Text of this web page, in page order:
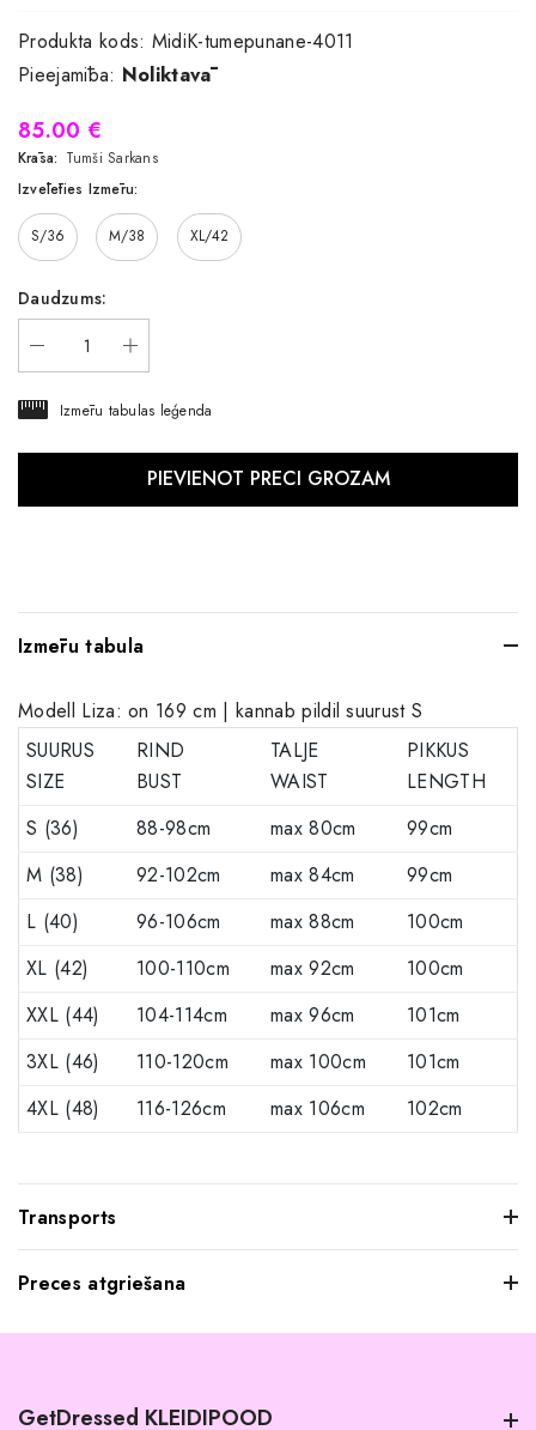
Produkta kods: MidiK-tumepunane-4011
Pieejamība: Noliktavā
85.00 €
Krāsa: Tumši Sarkans
Izvēlēties Izmēru:
S/36 M/38 XL/42
Daudzums:
Izmēru tabulas leģenda
Izmēru tabula
Modell Liza: on 169 cm | kannab pildil suurust S
SUURUS
SIZE
RIND
BUST
TALJE
WAIST
PIKKUS
LENGTH
S (36)
88-98cm max 80cm
99cm
M (38)
92-102cm max 84cm
99cm
L (40)
96-106cm max 88cm
100cm
XL (42)
100-110cm max 92cm
100cm
XXL (44)
104-114cm max 96cm
101cm
3XL (46)
110-120cm max 100cm
101cm
4XL (48)
116-126cm max 106cm 102cm
Transports
Preces atgriešana
atgriezt mums visus produktus, kurus nevēlaties paturēt.
GetDressed KLEIDIPOOD